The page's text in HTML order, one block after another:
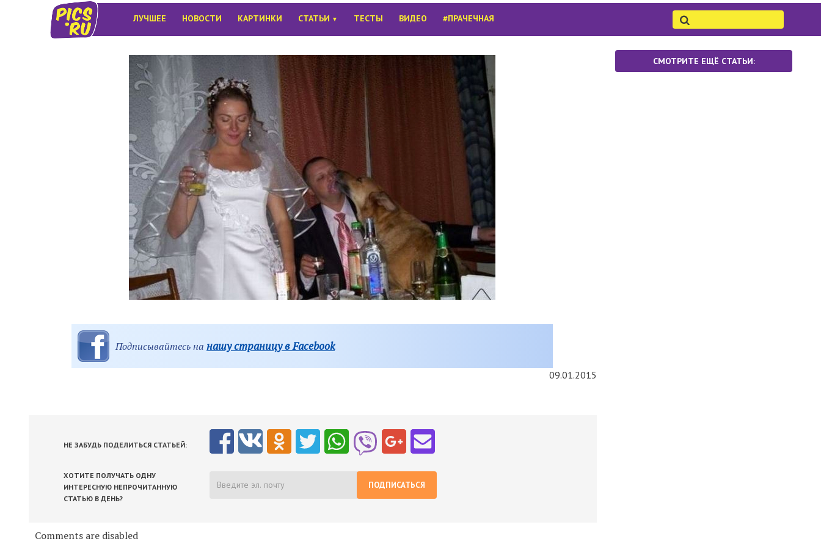
ЛУЧШЕЕ НОВОСТИ КАРТИНКИ СТАТЬИ ▼ ТЕСТЫ ВИДЕО #ПРАЧЕЧНАЯ
Подписывайтесь на нашу страницу в Facebook
09.01.2015
НЕ ЗАБУДЬ ПОДЕЛИТЬСЯ СТАТЬЕЙ:
ХОТИТЕ ПОЛУЧАТЬ ОДНУ
ИНТЕРЕСНУЮ НЕПРОЧИТАННУЮ
СТАТЬЮ В ДЕНЬ?
ПОДПИСАТЬСЯ
Comments are disabled
СМОТРИТЕ ЕЩЁ СТАТЬИ: